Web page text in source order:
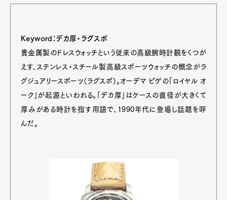
Keyword：デカ厚・ラグスポ
貴金属製のドレスウォッチという従来の高級腕時計観をくつが
えす、ステンレス・スチール製高級スポーツウォッチの概念がラ
グジュアリースポーツ（ラグスポ）。オーデマ ピゲの「ロイヤル オ
ーク」が起源といわれる。「デカ厚」はケースの直径が大きくて
厚みがある時計を指す用語で、1990年代に登場し話題を呼
んだ。